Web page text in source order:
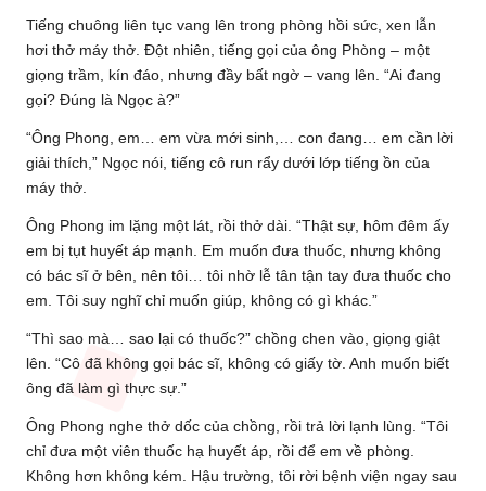
Tiếng chuông liên tục vang lên trong phòng hồi sức, xen lẫn
hơi thở máy thở. Đột nhiên, tiếng gọi của ông Phòng – một
giọng trầm, kín đáo, nhưng đầy bất ngờ – vang lên. “Ai đang
gọi? Đúng là Ngọc à?”
“Ông Phong, em… em vừa mới sinh,… con đang… em cần lời
giải thích,” Ngọc nói, tiếng cô run rẩy dưới lớp tiếng ồn của
máy thở.
Ông Phong im lặng một lát, rồi thở dài. “Thật sự, hôm đêm ấy
em bị tụt huyết áp mạnh. Em muốn đưa thuốc, nhưng không
có bác sĩ ở bên, nên tôi… tôi nhờ lễ tân tận tay đưa thuốc cho
em. Tôi suy nghĩ chỉ muốn giúp, không có gì khác.”
“Thì sao mà… sao lại có thuốc?” chồng chen vào, giọng giật
lên. “Cô đã không gọi bác sĩ, không có giấy tờ. Anh muốn biết
ông đã làm gì thực sự.”
Ông Phong nghe thở dốc của chồng, rồi trả lời lạnh lùng. “Tôi
chỉ đưa một viên thuốc hạ huyết áp, rồi để em về phòng.
Không hơn không kém. Hậu trường, tôi rời bệnh viện ngay sau